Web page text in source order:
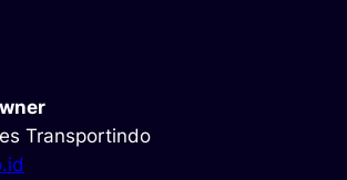
Transportindo